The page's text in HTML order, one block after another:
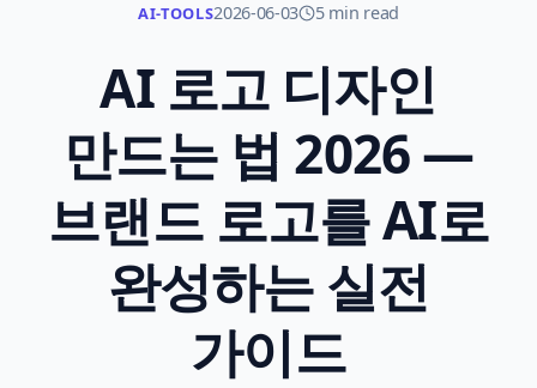
AI-TOOLS2026-06-03 5 min read
AI 로고 디자인
만드는 법 2026 —
브랜드 로고를 AI로
완성하는 실전
가이드